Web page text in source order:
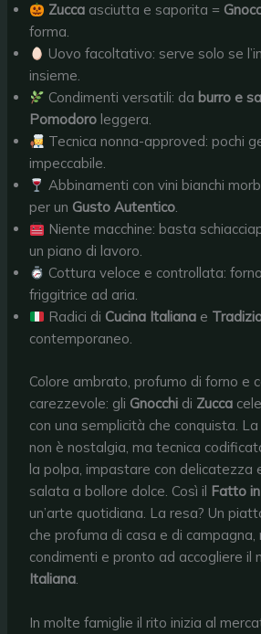
Zucca asciutta e saporita =
forma.
Uovo facoltativo: serve solo se
insieme.
Condimenti versatili: da burro e
Pomodoro leggera.
Tecnica nonna-approved: pochi
impeccabile.
Abbinamenti con vini bianchi
per un Gusto Autentico.
Niente macchine: basta
un piano di lavoro.
Cottura veloce e controllata:
friggitrice ad aria.
Radici di Cucina Italiana e
contemporaneo.
Colore ambrato, profumo di forno e
carezzevole: gli Gnocchi di Zucca
con una semplicità che conquista. La
non è nostalgia, ma tecnica
la polpa, impastare con delicatezza
salata a bollore dolce. Così il Fatto
un’arte quotidiana. La resa? Un
che profuma di casa e di campagna,
condimenti e pronto ad accogliere il
Italiana.
In molte famiglie il rito inizia al